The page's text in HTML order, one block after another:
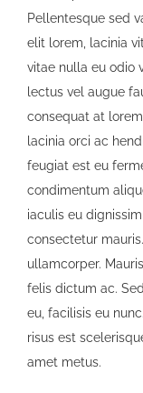
Pellentesque sed
elit lorem, lacinia
vitae nulla eu odio
lectus vel augue
consequat at
lacinia orci ac
feugiat est eu
condimentum
iaculis eu
consectetur
ullamcorper.
felis dictum ac.
eu, facilisis eu
risus est
amet metus.